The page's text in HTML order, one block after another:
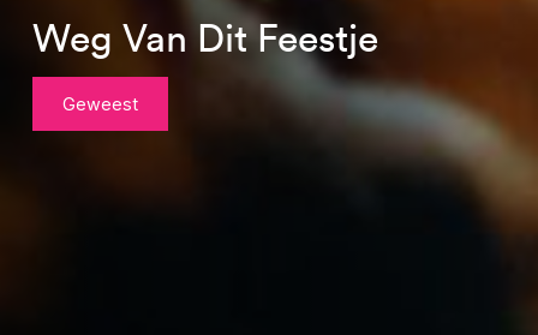
Weg Van Dit Feestje
Geweest